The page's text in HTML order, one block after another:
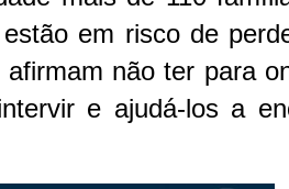
em risco de
não ter para
e ajudá-los a